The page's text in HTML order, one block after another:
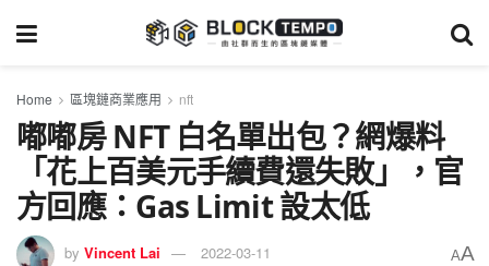
Home 區塊鏈商業應用 nft
嘟嘟房 NFT 白名單出包？網爆料
「花上百美元手續費還失敗」，官
方回應：Gas Limit 設太低
by Vincent Lai 2022-03-11 AA